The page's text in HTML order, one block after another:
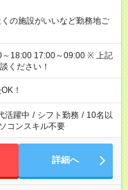
の施設がいいなど勤務地ご
17:00～09:00 ※ 上記
ください！
！
活躍中 / シフト勤務 / 10名以
コンスキル不要
詳細へ